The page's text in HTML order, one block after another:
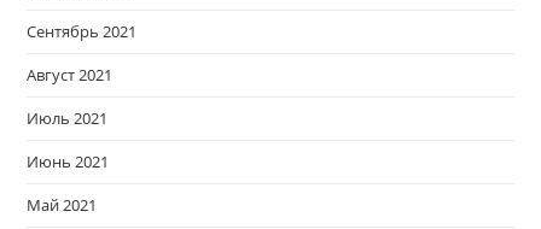
Сентябрь 2021
Август 2021
Июль 2021
Июнь 2021
Май 2021